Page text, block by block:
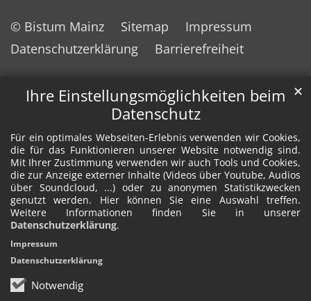
Ihre Einstellungsmöglichkeiten beim
Datenschutz
Für ein optimales Webseiten-Erlebnis verwenden wir Cookies,
die für das Funktionieren unserer Website notwendig sind.
Mit Ihrer Zustimmung verwenden wir auch Tools und Cookies,
die zur Anzeige externer Inhalte (Videos über Youtube, Audios
über Soundcloud, ...) oder zu anonymen Statistikzwecken
genutzt werden. Hier können Sie eine Auswahl treffen.
Weitere Informationen finden Sie in unserer
Datenschutzerklärung.
Notwendig
✕
Impressum
Datenschutzerklärung
© Bistum Mainz Sitemap
Impressum
Datenschutzerklärung
Barrierefreiheit